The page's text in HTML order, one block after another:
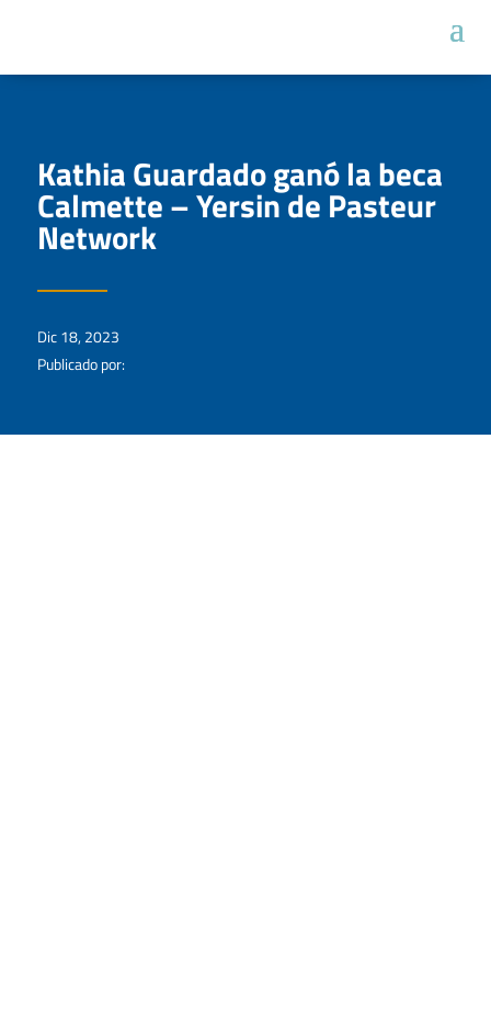
Kathia Guardado ganó la beca
Calmette – Yersin de Pasteur
Network
Dic 18, 2023
Publicado por: